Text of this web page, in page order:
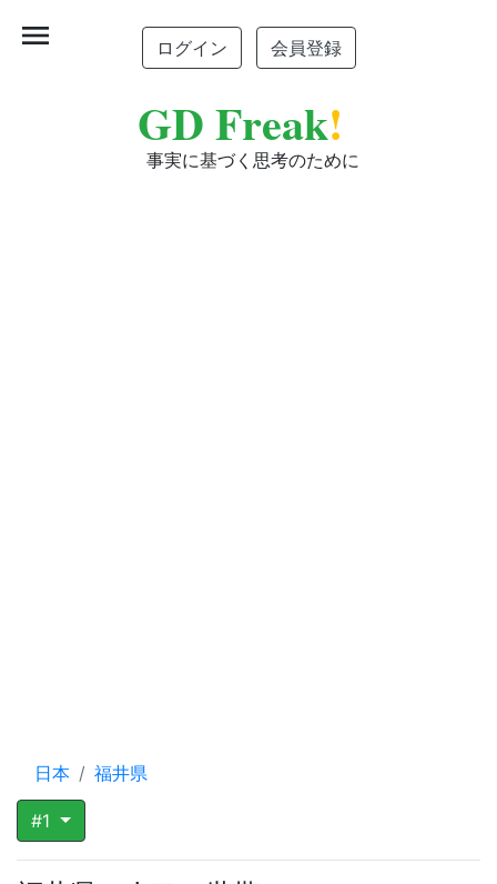
ログイン 会員登録
GD Freak!
事実に基づく思考のために
menu
日本 福井県
#1